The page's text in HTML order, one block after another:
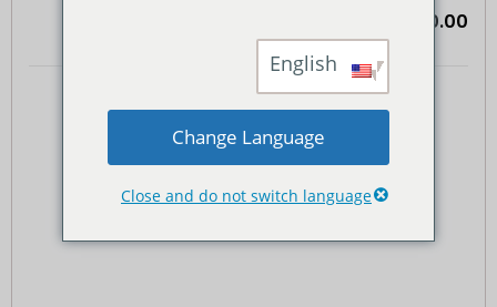
120.00
Change Language
Close and do not switch language